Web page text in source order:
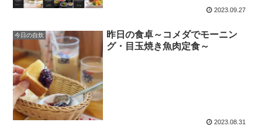
2023.09.27
今日の自炊
昨日の食卓～コメダでモーニン
グ・目玉焼き魚肉定食～
2023.08.31